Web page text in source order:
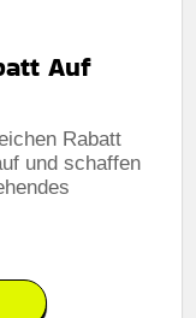
Auf
Rabatt
und schaffen